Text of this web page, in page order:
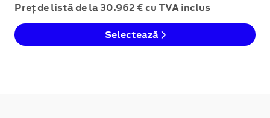
Preț de listă de la 30.962 € cu TVA inclus
Selectează